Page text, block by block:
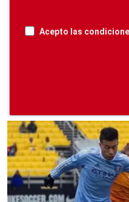
Acepto las